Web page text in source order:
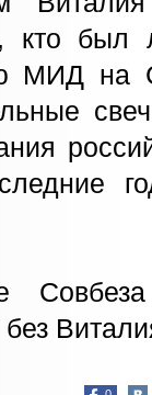
кто был
МИД на
без